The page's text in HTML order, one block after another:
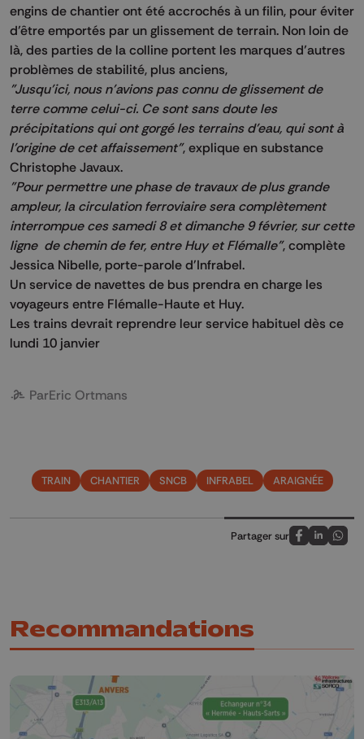
engins de chantier ont été accrochés à un filin, pour éviter
d’être emportés par un glissement de terrain. Non loin de
là, des parties de la colline portent les marques d’autres
problèmes de stabilité, plus anciens,
"Jusqu'ici, nous n'avions pas connu de glissement de
terre comme celui-ci. Ce sont sans doute les
précipitations qui ont gorgé les terrains d'eau, qui sont à
l'origine de cet affaissement", explique en substance
Christophe Javaux.
"Pour permettre une phase de travaux de plus grande
ampleur, la circulation ferroviaire sera complètement
interrompue ces samedi 8 et dimanche 9 février, sur cette
ligne de chemin de fer, entre Huy et Flémalle", complète
Jessica Nibelle, porte-parole d'Infrabel.
Un service de navettes de bus prendra en charge les
voyageurs entre Flémalle-Haute et Huy.
Les trains devrait reprendre leur service habituel dès ce
lundi 10 janvier
ParEric Ortmans
TRAIN CHANTIER SNCB INFRABEL ARAIGNÉE
Partager sur
Partagez sur
Partagez
Recommandations